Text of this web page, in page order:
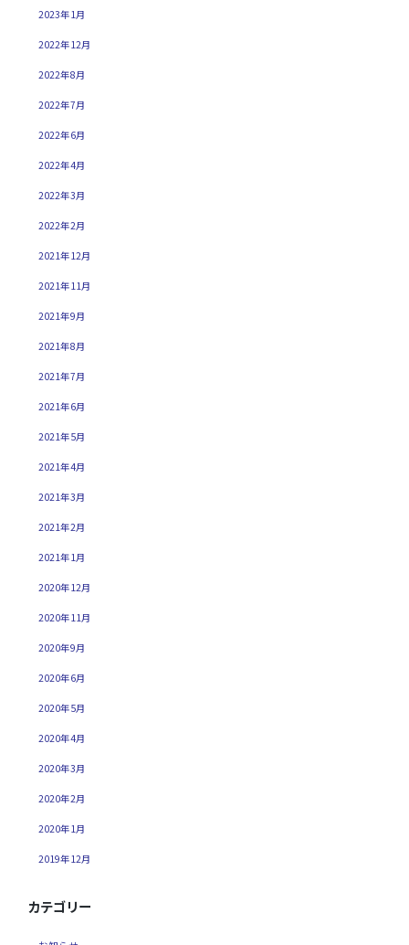
2023年1月
2022年12月
2022年8月
2022年7月
2022年6月
2022年4月
2022年3月
2022年2月
2021年12月
2021年11月
2021年9月
2021年8月
2021年7月
2021年6月
2021年5月
2021年4月
2021年3月
2021年2月
2021年1月
2020年12月
2020年11月
2020年9月
2020年6月
2020年5月
2020年4月
2020年3月
2020年2月
2020年1月
2019年12月
カテゴリー